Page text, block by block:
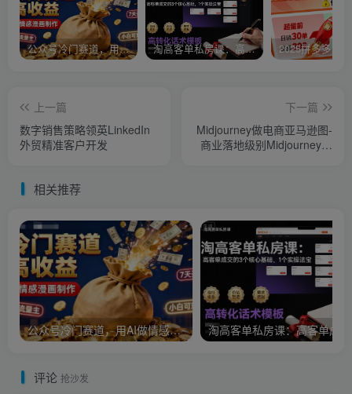
公众号冷门赛道，用AI做情感漫画，7天开通流量主，操作简单，小白可玩 淘高客单私房课：高客单成交的3个核心基础，1个实操法宝
上一篇
数字销售策略领英LinkedIn
外贸精准客户开发
下一篇
Midjourney做电商亚马逊图-
商业落地级别Midjourney学
相关推荐
公众号冷门赛道，用AI做情感漫画，7天开通流量主，操作简单，小白可玩
评论 抢沙发